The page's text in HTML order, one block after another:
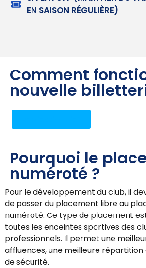
EN SAISON RÉGULIÈRE)
Comment
nouvelle
Pourquoi le
numéroté ?
Pour le développement du club, il
de passer du placement libre au
numéroté. Ce type de placement
toutes les enceintes sportives des
professionnels. Il permet une
affluences, une meilleure répartition
de sécurité.